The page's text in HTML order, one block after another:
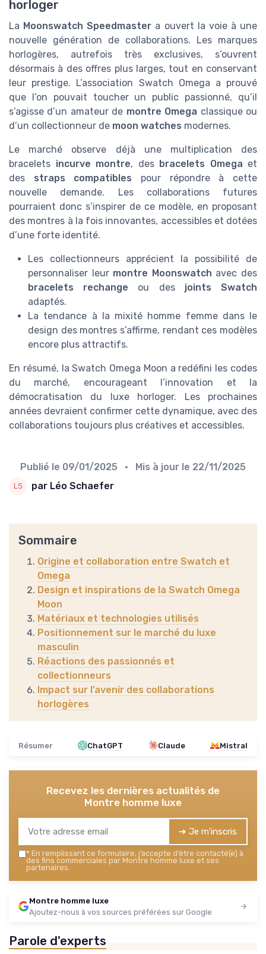
horloger
La Moonswatch Speedmaster a ouvert la voie à une
nouvelle génération de collaborations. Les marques
horlogères, autrefois très exclusives, s’ouvrent
désormais à des offres plus larges, tout en conservant
leur prestige. L’association Swatch Omega a prouvé
que l’on pouvait toucher un public passionné, qu’il
s’agisse d’un amateur de montre Omega classique ou
d’un collectionneur de moon watches modernes.
Le marché observe déjà une multiplication des
bracelets incurve montre, des bracelets Omega et
des straps compatibles pour répondre à cette
nouvelle demande. Les collaborations futures
pourraient donc s’inspirer de ce modèle, en proposant
des montres à la fois innovantes, accessibles et dotées
d’une forte identité.
Les collectionneurs apprécient la possibilité de
personnaliser leur montre Moonswatch avec des
bracelets rechange ou des joints Swatch
adaptés.
La tendance à la mixité homme femme dans le
design des montres s’affirme, rendant ces modèles
encore plus attractifs.
En résumé, la Swatch Omega Moon a redéfini les codes
du marché, encourageant l’innovation et la
démocratisation du luxe horloger. Les prochaines
années devraient confirmer cette dynamique, avec des
collaborations toujours plus créatives et accessibles.
Publié le 09/01/2025 • Mis à jour le 22/11/2025
par Léo Schaefer
Sommaire
Origine et collaboration entre Swatch et
Omega
Design et inspirations de la Swatch Omega
Moon
Matériaux et technologies utilisés
Positionnement sur le marché du luxe
masculin
Réactions des passionnés et
collectionneurs
Impact sur l’avenir des collaborations
horlogères
Résumer ChatGPT Claude Mistral
Recevez les dernières actualités de
Montre homme luxe
➔ Je m'inscris
* En remplissant ce formulaire, j’accepte d’être contacté(e) à
des fins commerciales par Montre homme luxe et ses
partenaires.
Montre homme luxe
Ajoutez-nous à vos sources préférées sur Google
Parole d'experts